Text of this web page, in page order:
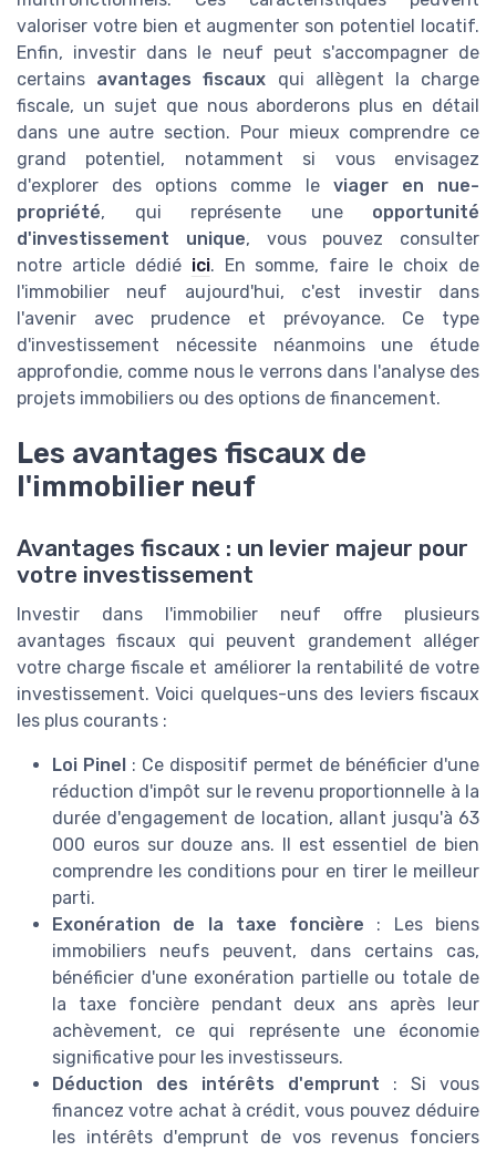
valoriser votre bien et augmenter son potentiel locatif.
Enfin, investir dans le neuf peut s'accompagner de
certains avantages fiscaux qui allègent la charge
fiscale, un sujet que nous aborderons plus en détail
dans une autre section. Pour mieux comprendre ce
grand potentiel, notamment si vous envisagez
d'explorer des options comme le viager en nue-
propriété, qui représente une opportunité
d'investissement unique, vous pouvez consulter
notre article dédié ici. En somme, faire le choix de
l'immobilier neuf aujourd'hui, c'est investir dans
l'avenir avec prudence et prévoyance. Ce type
d'investissement nécessite néanmoins une étude
approfondie, comme nous le verrons dans l'analyse des
projets immobiliers ou des options de financement.
Les avantages fiscaux de
l'immobilier neuf
Avantages fiscaux : un levier majeur pour
votre investissement
Investir dans l'immobilier neuf offre plusieurs
avantages fiscaux qui peuvent grandement alléger
votre charge fiscale et améliorer la rentabilité de votre
investissement. Voici quelques-uns des leviers fiscaux
les plus courants :
Loi Pinel : Ce dispositif permet de bénéficier d'une
réduction d'impôt sur le revenu proportionnelle à la
durée d'engagement de location, allant jusqu'à 63
000 euros sur douze ans. Il est essentiel de bien
comprendre les conditions pour en tirer le meilleur
parti.
Exonération de la taxe foncière : Les biens
immobiliers neufs peuvent, dans certains cas,
bénéficier d'une exonération partielle ou totale de
la taxe foncière pendant deux ans après leur
achèvement, ce qui représente une économie
significative pour les investisseurs.
Déduction des intérêts d'emprunt : Si vous
financez votre achat à crédit, vous pouvez déduire
les intérêts d'emprunt de vos revenus fonciers